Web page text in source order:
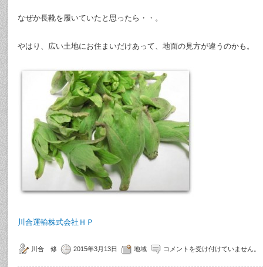
なぜか長靴を履いていたと思ったら・・。
やはり、広い土地にお住まいだけあって、地面の見方が違うのかも。
川合運輸株式会社ＨＰ
川合 修 2015年3月13日 地域 コメントを受け付けていません。